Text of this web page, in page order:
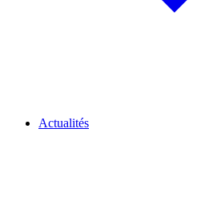
Actualités